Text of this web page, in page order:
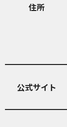
住所
公式サイト